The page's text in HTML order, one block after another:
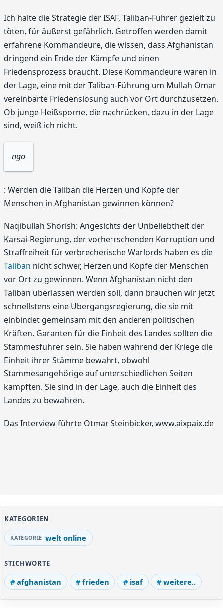
Ich halte die Strategie der ISAF, Taliban-Führer gezielt zu
töten, für äußerst gefährlich. Getroffen werden damit
erfahrene Kommandeure, die wissen, dass Afghanistan
dringend ein Ende der Kämpfe und einen
Friedensprozess braucht. Diese Kommandeure wären in
der Lage, eine mit der Taliban-Führung um Mullah Omar
vereinbarte Friedenslösung auch vor Ort durchzusetzen.
Ob junge Heißsporne, die nachrücken, dazu in der Lage
sind, weiß ich nicht.
ngo
: Werden die Taliban die Herzen und Köpfe der
Menschen in Afghanistan gewinnen können?
Naqibullah Shorish: Angesichts der Unbeliebtheit der
Karsai-Regierung, der vorherrschenden Korruption und
Straffreiheit für verbrecherische Warlords haben es die
Taliban nicht schwer, Herzen und Köpfe der Menschen
vor Ort zu gewinnen. Wenn Afghanistan nicht den
Taliban überlassen werden soll, dann brauchen wir jetzt
schnellstens eine Übergangsregierung, die sie mit
einbindet gemeinsam mit den anderen politischen
Kräften. Garanten für die Einheit des Landes sollten die
Stammesführer sein. Sie haben während der Kriege die
Einheit ihrer Stämme bewahrt, obwohl
Stammesangehörige auf unterschiedlichen Seiten
kämpften. Sie sind in der Lage, auch die Einheit des
Landes zu bewahren.
Das Interview führte Otmar Steinbicker, www.aixpaix.de
KATEGORIEN
welt online
STICHWORTE
afghanistan frieden isaf weitere..